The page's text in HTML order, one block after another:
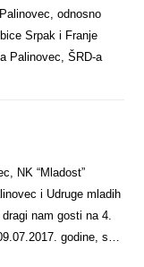
odnosno
Srpak i Franje
Palinovec, ŠRD-a
NK “Mladost”
i Udruge mladih
nam gosti na 4.
godine, s…